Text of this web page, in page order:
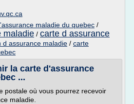
maladie du quebec /
maladie / carte d assurance
d assurance maladie / carte
la carte d'assurance
...
postale où vous pourrez recevoir
maladie.